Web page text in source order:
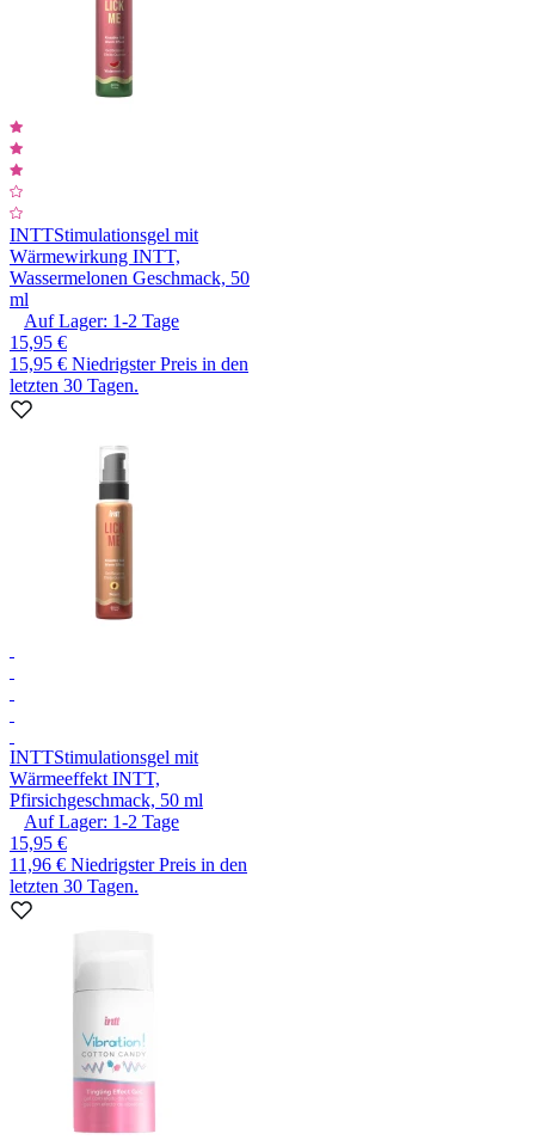
INTTStimulationsgel mit
Wärmewirkung INTT,
Wassermelonen Geschmack, 50
ml
Auf Lager: 1-2 Tage
15,95 €
15,95 € Niedrigster Preis in den
letzten 30 Tagen.
INTTStimulationsgel mit
Wärmeeffekt INTT,
Pfirsichgeschmack, 50 ml
Auf Lager: 1-2 Tage
15,95 €
11,96 € Niedrigster Preis in den
letzten 30 Tagen.